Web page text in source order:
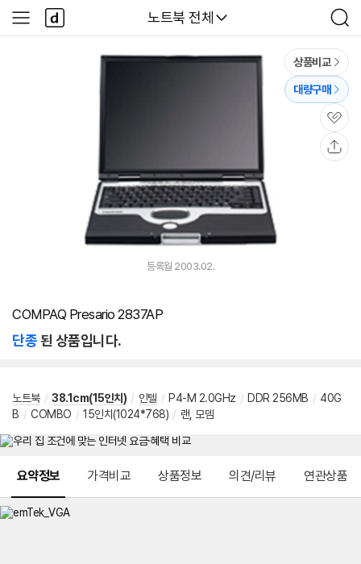
다나와
노트북 전체
검
색
사
이
다
나
와
상품비교
대량구매
관
심
등록월 2003.02.
COMPAQ Presario 2837AP
단종된 상품입니다.
노트북 / 38.1cm(15인치) / 인텔 / P4-M 2.0GHz / DDR 256MB / 40G
B / COMBO / 15인치(1024*768) / 랜, 모뎀
요약정보 가격비교 상품정보 의견/리뷰 연관상품